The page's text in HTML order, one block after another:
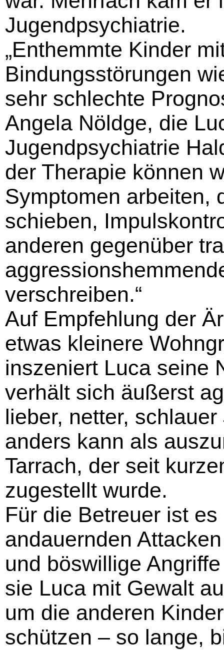
Jugendpsychiatrie.
„Enthemmte Kinder
Bindungsstörungen
sehr schlechte
Angela Nöldge, die
Jugendpsychiatrie
der Therapie können
Symptomen arbeiten,
schieben,
anderen gegenüber
verschreiben.“
Auf Empfehlung der
etwas kleinere
inszeniert Luca seine
verhält sich äußerst
lieber, netter,
anders kann als
Tarrach, der seit
zugestellt wurde.
Für die Betreuer ist
andauernden
und böswillige
sie Luca mit Gewalt
um die anderen
schützen – so lange,